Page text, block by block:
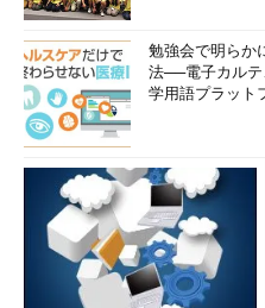
勉強会で明らか
法──電子カルテ
学用語プラット